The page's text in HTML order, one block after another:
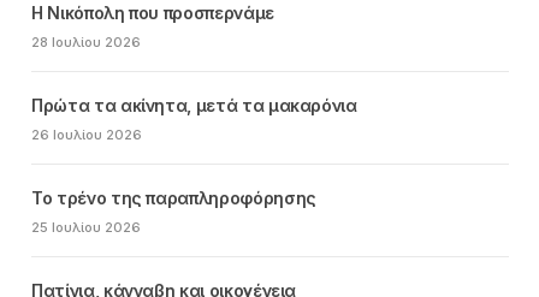
Η Νικόπολη που προσπερνάμε
28 Ιουλίου 2026
Πρώτα τα ακίνητα, μετά τα μακαρόνια
26 Ιουλίου 2026
Το τρένο της παραπληροφόρησης
25 Ιουλίου 2026
Πατίνια, κάνναβη και οικογένεια